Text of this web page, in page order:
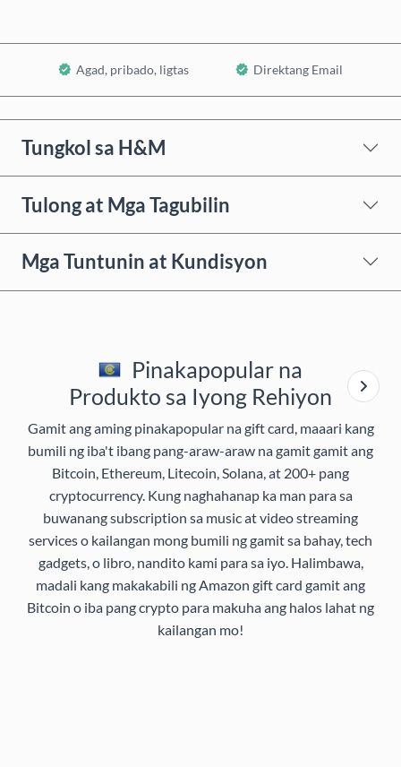
Agad, pribado, ligtas Direktang Email
Tungkol sa H&M
Tulong at Mga Tagubilin
Mga Tuntunin at Kundisyon
Pinakapopular na
Produkto sa Iyong Rehiyon
Gamit ang aming pinakapopular na gift card, maaari kang
bumili ng iba't ibang pang-araw-araw na gamit gamit ang
Bitcoin, Ethereum, Litecoin, Solana, at 200+ pang
cryptocurrency. Kung naghahanap ka man para sa
buwanang subscription sa music at video streaming
services o kailangan mong bumili ng gamit sa bahay, tech
gadgets, o libro, nandito kami para sa iyo. Halimbawa,
madali kang makakabili ng Amazon gift card gamit ang
Bitcoin o iba pang crypto para makuha ang halos lahat ng
kailangan mo!